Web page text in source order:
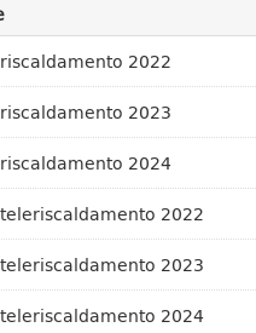
2022
2023
2024
2022
2023
2024